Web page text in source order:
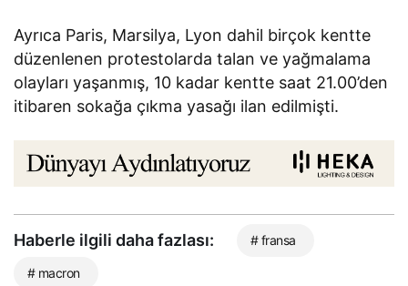
Ayrıca Paris, Marsilya, Lyon dahil birçok kentte
düzenlenen protestolarda talan ve yağmalama
olayları yaşanmış, 10 kadar kentte saat 21.00’den
itibaren sokağa çıkma yasağı ilan edilmişti.
Haberle ilgili daha fazlası: # fransa
# macron